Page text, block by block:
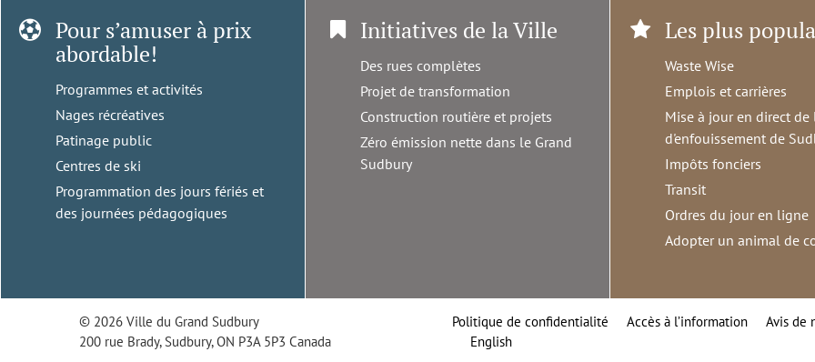
Pour s’amuser à prix
abordable!
Programmes et activités
Nages récréatives
Patinage public
Centres de ski
Programmation des jours fériés et
des journées pédagogiques
Initiatives de la Ville
Des rues complètes
Projet de transformation
Construction routière et projets
Zéro émission nette dans le Grand
Sudbury
Les plus
Waste Wise
Emplois et carrières
Mise à jour en direct de
d'enfouissement de
Impôts fonciers
Transit
Ordres du jour en ligne
Adopter un animal de
© 2026 Ville du Grand Sudbury
200 rue Brady, Sudbury, ON P3A 5P3 Canada
Politique de confidentialité Accès à l’information Avis de
English